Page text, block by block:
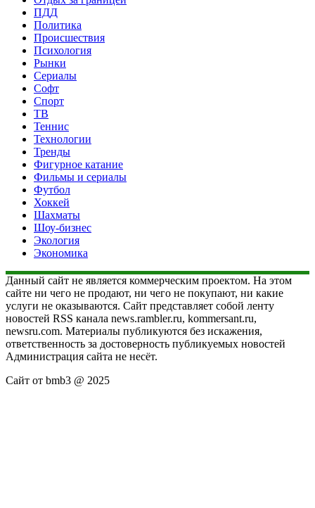
ПДД
Политика
Происшествия
Психология
Рынки
Сериалы
Софт
Спорт
ТВ
Теннис
Технологии
Тренды
Фигурное катание
Фильмы и сериалы
Футбол
Хоккей
Шахматы
Шоу-бизнес
Экология
Экономика
Данный сайт не является коммерческим проектом. На этом
сайте ни чего не продают, ни чего не покупают, ни какие
услуги не оказываются. Сайт представляет собой ленту
новостей RSS канала news.rambler.ru, kommersant.ru,
newsru.com. Материалы публикуются без искажения,
ответственность за достоверность публикуемых новостей
Администрация сайта не несёт.
Сайт от bmb3 @ 2025